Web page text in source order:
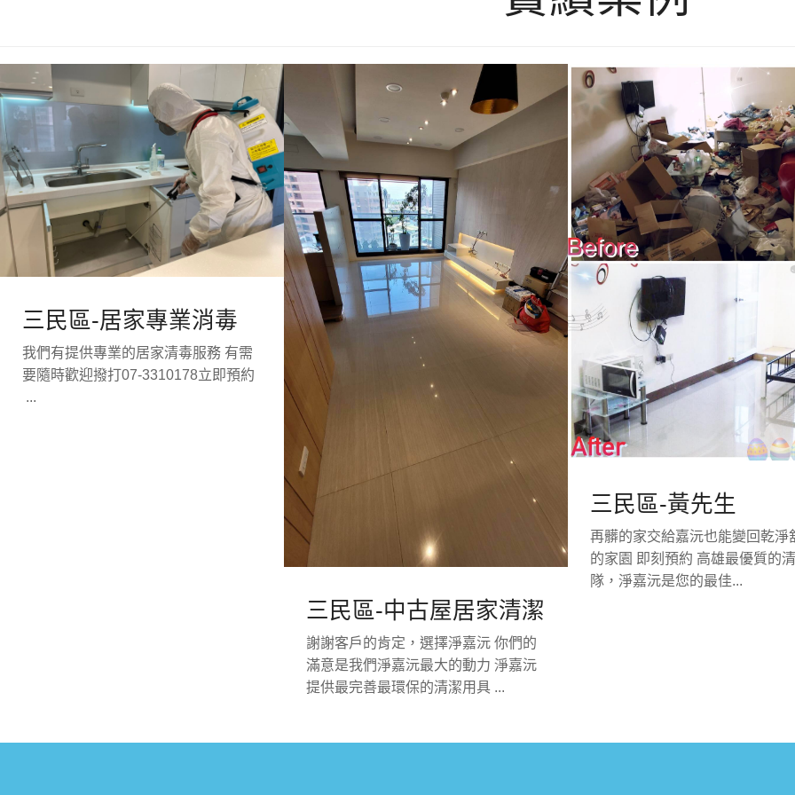
三民區-居家專業消毒
我們有提供專業的居家清毒服務 有需
要隨時歡迎撥打07-3310178立即預約
...
三民區-中古屋居家清潔
謝謝客戶的肯定，選擇淨嘉沅 你們的
滿意是我們淨嘉沅最大的動力 淨嘉沅
提供最完善最環保的清潔用具 ...
三民區-黃先生
再髒的家交給嘉沅也能變回乾淨
的家園 即刻預約 高雄最優質的
隊，淨嘉沅是您的最佳...